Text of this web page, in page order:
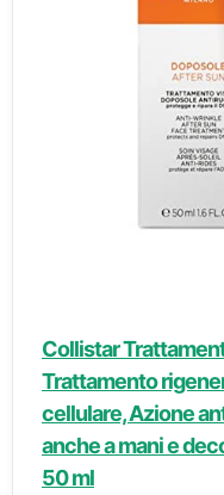
Collistar
Trattamento
cellulare, Azione
anche a mani e
50 ml